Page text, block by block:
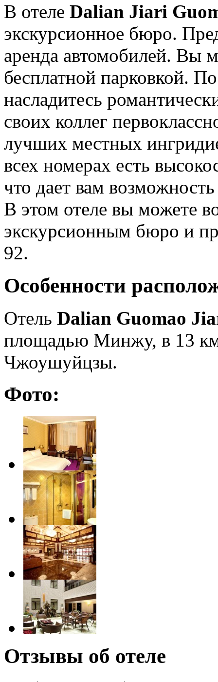
В отеле Dalian Jiari
экскурсионное бюро.
аренда автомобилей. Вы
бесплатной парковкой.
насладитесь
своих коллег
лучших местных
всех номерах есть
что дает вам
В этом отеле вы можете
экскурсионным бюро и
92.
Особенности
Отель Dalian Guomao
площадью Минжу, в 13 км
Чжоушуйцзы.
Фото:
Отзывы об отеле